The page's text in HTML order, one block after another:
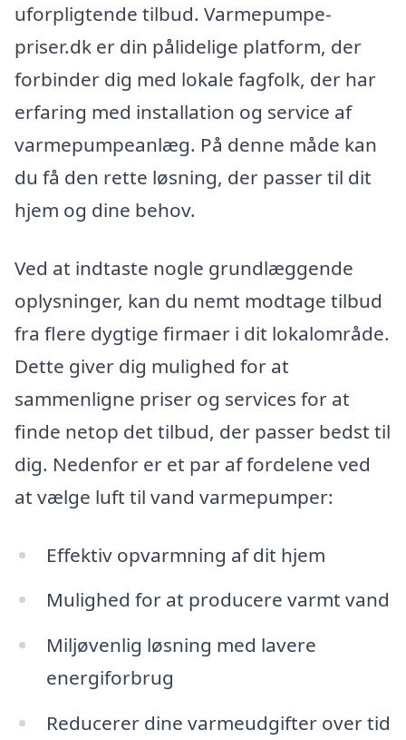
uforpligtende tilbud. Varmepumpe-
priser.dk er din pålidelige platform, der
forbinder dig med lokale fagfolk, der har
erfaring med installation og service af
varmepumpeanlæg. På denne måde kan
du få den rette løsning, der passer til dit
hjem og dine behov.
Ved at indtaste nogle grundlæggende
oplysninger, kan du nemt modtage tilbud
fra flere dygtige firmaer i dit lokalområde.
Dette giver dig mulighed for at
sammenligne priser og services for at
finde netop det tilbud, der passer bedst til
dig. Nedenfor er et par af fordelene ved
at vælge luft til vand varmepumper:
Effektiv opvarmning af dit hjem
Mulighed for at producere varmt vand
Miljøvenlig løsning med lavere
energiforbrug
Reducerer dine varmeudgifter over tid